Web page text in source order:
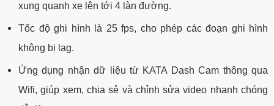
xung quanh xe lên tới 4 làn đường.
​Tốc độ ghi hình là 25 fps, cho phép các đoạn ghi hình
không bị lag.
Ứng dụng nhận dữ liệu từ KATA Dash Cam thông qua
Wifi, giúp xem, chia sẻ và chỉnh sửa video nhanh chóng